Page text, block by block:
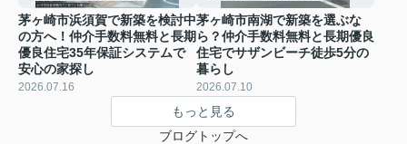
茅ヶ崎市浜須賀で新築を検討中
の方へ！仲介手数料無料と長期
優良住宅35年保証システムで
安心の家探し
2026.07.16
茅ヶ崎市南湖で新築を選ぶな
ら？仲介手数料無料と長期優良
住宅でサザンビーチ徒歩5分の
暮らし
2026.07.10
もっと見る
ブログトップへ